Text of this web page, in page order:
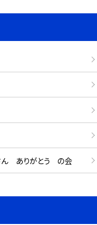
ん ありがとう の会